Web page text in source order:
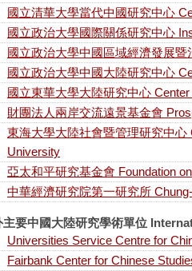
國立清華大學當代中國研究中心
國立政治大學國際關係研究中心
國立政治大學中國區域經濟發展暨
國立政治大學中國大陸研究中心
國立東華大學大陸研究中心
財團法人兩岸交流遠景基金會
東海大學大陸社會暨管理研究中心
University
亞太和平研究基金會 Foundation
中華經濟研究院第一研究所
主要中國大陸研究學術單位
Universities Service Centre for
Fairbank Center for Chinese